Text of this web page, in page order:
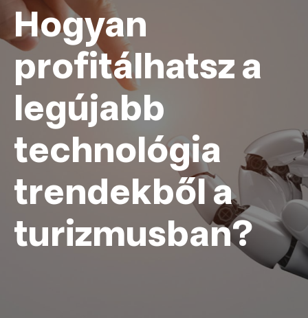
Hogyan
profitálhatsz a
legújabb
technológia
trendekből a
turizmusban?